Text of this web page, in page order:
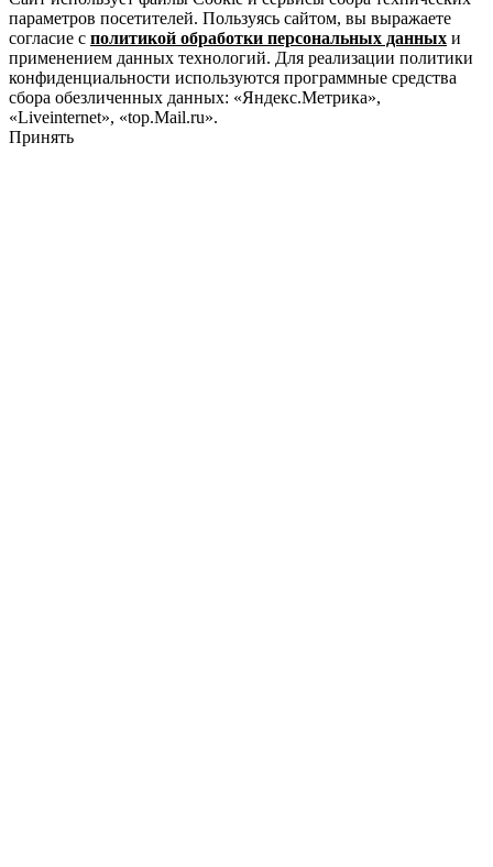
параметров посетителей. Пользуясь сайтом, вы выражаете
согласие с политикой обработки персональных данных и
применением данных технологий. Для реализации политики
конфиденциальности используются программные средства
сбора обезличенных данных: «Яндекс.Метрика»,
«Liveinternet», «top.Mail.ru».
Принять